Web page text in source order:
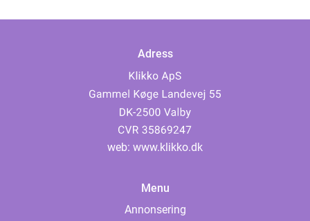
Adress
web: www.klikko.dk
Menu
Annonsering